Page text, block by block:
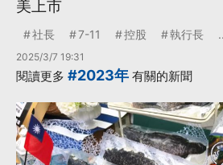
美上市
社長 7-11 控股 執行長
2025/3/7 19:31
閱讀更多 #2023年 有關的新聞